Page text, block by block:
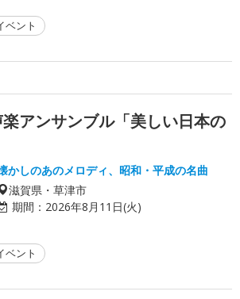
ベント
アンサンブル「美しい日本の
かしのあのメロディ、昭和・平成の名曲
滋賀県・草津市
期間： 2026年8月11日(火)
ベント